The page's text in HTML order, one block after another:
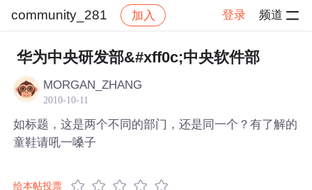
community_281 加入 登录 频道
社区 community_281 帖子详情
华为中央研发部&#xff0c;中央软件部
MORGAN_ZHANG
2010-10-11
如标题，这是两个不同的部门，还是同一个？有了解的
童鞋请吼一嗓子
给本帖投票